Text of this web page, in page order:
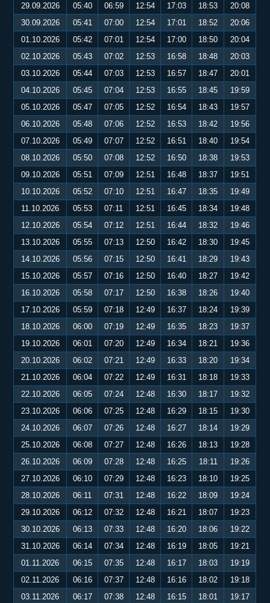
29.09.2026
05:40 06:59 12:54 17:03 18:53
20:08
30.09.2026
05:41 07:00 12:54 17:01 18:52
20:06
01.10.2026
05:42 07:01 12:54 17:00 18:50
20:04
02.10.2026
05:43 07:02 12:53 16:58 18:48
20:03
03.10.2026
05:44 07:03 12:53 16:57 18:47
20:01
04.10.2026
05:45 07:04 12:53 16:55 18:45
19:59
05.10.2026
05:47 07:05 12:52 16:54 18:43
19:57
06.10.2026
05:48 07:06 12:52 16:53 18:42
19:56
07.10.2026
05:49 07:07 12:52 16:51 18:40
19:54
08.10.2026
05:50 07:08 12:52 16:50 18:38
19:53
09.10.2026
05:51 07:09 12:51 16:48 18:37
19:51
10.10.2026
05:52 07:10 12:51 16:47 18:35
19:49
11.10.2026
05:53 07:11 12:51 16:45 18:34
19:48
12.10.2026
05:54 07:12 12:51 16:44 18:32
19:46
13.10.2026
05:55 07:13 12:50 16:42 18:30
19:45
14.10.2026
05:56 07:15 12:50 16:41 18:29
19:43
15.10.2026
05:57 07:16 12:50 16:40 18:27
19:42
16.10.2026
05:58 07:17 12:50 16:38 18:26
19:40
17.10.2026
05:59 07:18 12:49 16:37 18:24
19:39
18.10.2026
06:00 07:19 12:49 16:35 18:23
19:37
19.10.2026
06:01 07:20 12:49 16:34 18:21
19:36
20.10.2026
06:02 07:21 12:49 16:33 18:20
19:34
21.10.2026
06:04 07:22 12:49 16:31 18:18
19:33
22.10.2026
06:05 07:24 12:48 16:30 18:17
19:32
23.10.2026
06:06 07:25 12:48 16:29 18:15
19:30
24.10.2026
06:07 07:26 12:48 16:27 18:14
19:29
25.10.2026
06:08 07:27 12:48 16:26 18:13
19:28
26.10.2026
06:09 07:28 12:48 16:25 18:11
19:26
27.10.2026
06:10 07:29 12:48 16:23 18:10
19:25
28.10.2026
06:11 07:31 12:48 16:22 18:09
19:24
29.10.2026
06:12 07:32 12:48 16:21 18:07
19:23
30.10.2026
06:13 07:33 12:48 16:20 18:06
19:22
31.10.2026
06:14 07:34 12:48 16:19 18:05
19:21
01.11.2026
06:15 07:35 12:48 16:17 18:03
19:19
02.11.2026
06:16 07:37 12:48 16:16 18:02
19:18
03.11.2026
06:17 07:38 12:48 16:15 18:01 19:17